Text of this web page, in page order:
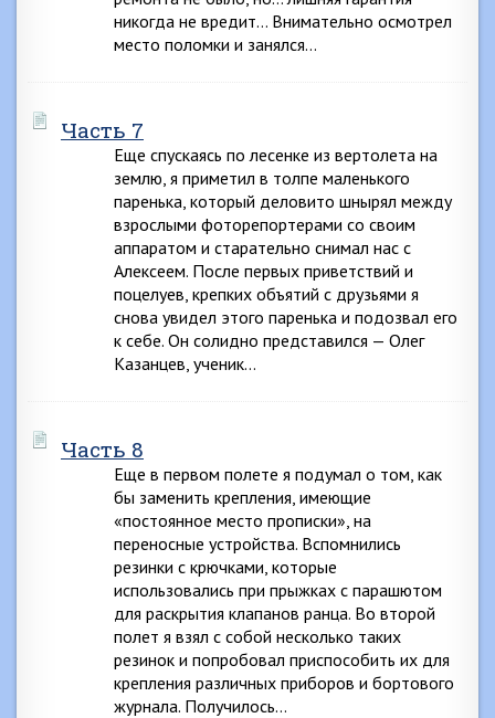
никогда не вредит… Внимательно осмотрел
место поломки и занялся…
Часть 7
Еще спускаясь по лесенке из вертолета на
землю, я приметил в толпе маленького
паренька, который деловито шнырял между
взрослыми фоторепортерами со своим
аппаратом и старательно снимал нас с
Алексеем. После первых приветствий и
поцелуев, крепких объятий с друзьями я
снова увидел этого паренька и подозвал его
к себе. Он солидно представился — Олег
Казанцев, ученик…
Часть 8
Еще в первом полете я подумал о том, как
бы заменить крепления, имеющие
«постоянное место прописки», на
переносные устройства. Вспомнились
резинки с крючками, которые
использовались при прыжках с парашютом
для раскрытия клапанов ранца. Во второй
полет я взял с собой несколько таких
резинок и попробовал приспособить их для
крепления различных приборов и бортового
журнала. Получилось…